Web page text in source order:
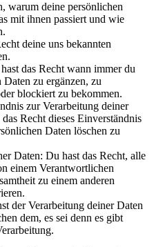
warum deine persönlichen
mit ihnen passiert und wie
deine uns bekannten
das Recht wann immer du
zu ergänzen, zu
blockiert zu bekommen.
zur Verarbeitung deiner
Recht dieses Einverständnis
Daten löschen zu
Daten: Du hast das Recht, alle
einem Verantwortlichen
zu einem anderen
der Verarbeitung deiner Daten
dem, es sei denn es gibt